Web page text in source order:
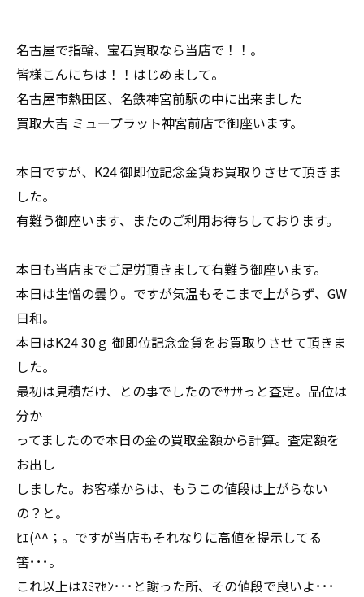
名古屋で指輪、宝石買取なら当店で！！。
皆様こんにちは！！はじめまして。
名古屋市熱田区、名鉄神宮前駅の中に出来ました
買取大吉 ミュープラット神宮前店で御座います。
本日ですが、K24 御即位記念金貨お買取りさせて頂きま
した。
有難う御座います、またのご利用お待ちしております。
本日も当店までご足労頂きまして有難う御座います。
本日は生憎の曇り。ですが気温もそこまで上がらず、GW
日和。
本日はK24 30ｇ 御即位記念金貨をお買取りさせて頂きま
した。
最初は見積だけ、との事でしたのでｻｻｻっと査定。品位は
分か
ってましたので本日の金の買取金額から計算。査定額を
お出し
しました。お客様からは、もうこの値段は上がらない
の？と。
ﾋｴ(^^；。ですが当店もそれなりに高値を提示してる
筈･･･。
これ以上はｽﾐﾏｾﾝ･･･と謝った所、その値段で良いよ･･･